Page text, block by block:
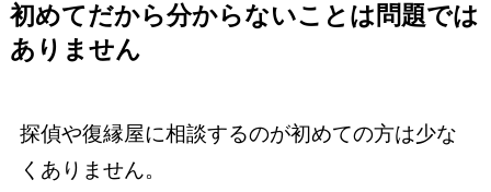
初めてだから分からないことは問題では
ありません
探偵や復縁屋に相談するのが初めての方は少な
くありません。